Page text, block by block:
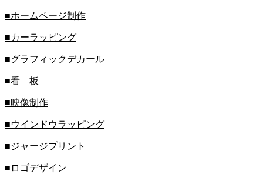
■ホームページ制作
■カーラッピング
■グラフィックデカール
■看 板
■映像制作
■ウインドウラッピング
■ジャージプリント
■ロゴデザイン